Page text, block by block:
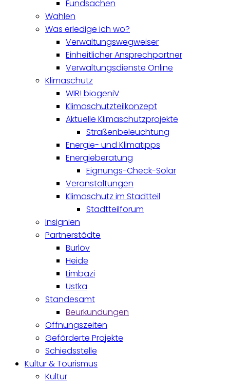
Fundsachen
Wahlen
Was erledige ich wo?
Verwaltungswegweiser
Einheitlicher Ansprechpartner
Verwaltungsdienste Online
Klimaschutz
WIR! biogeniV
Klimaschutzteilkonzept
Aktuelle Klimaschutzprojekte
Straßenbeleuchtung
Energie- und Klimatipps
Energieberatung
Eignungs-Check-Solar
Veranstaltungen
Klimaschutz im Stadtteil
Stadtteilforum
Insignien
Partnerstädte
Burlöv
Heide
Limbazi
Ustka
Standesamt
Beurkundungen
Öffnungszeiten
Geförderte Projekte
Schiedsstelle
Kultur & Tourismus
Kultur